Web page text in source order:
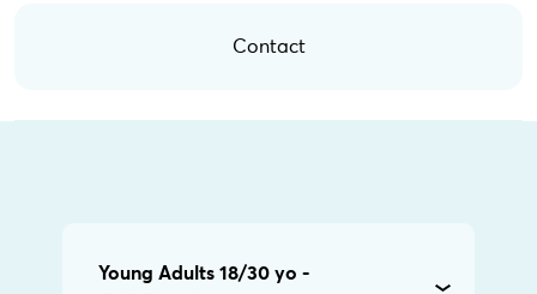
Contact
Young Adults 18/30 yo -